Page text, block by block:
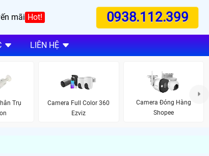
mãi Hot! 0938.112.399
LIÊN HỆ
Trụ
Camera Full Color 360
Ezviz
Camera Đóng Hàng
Shopee